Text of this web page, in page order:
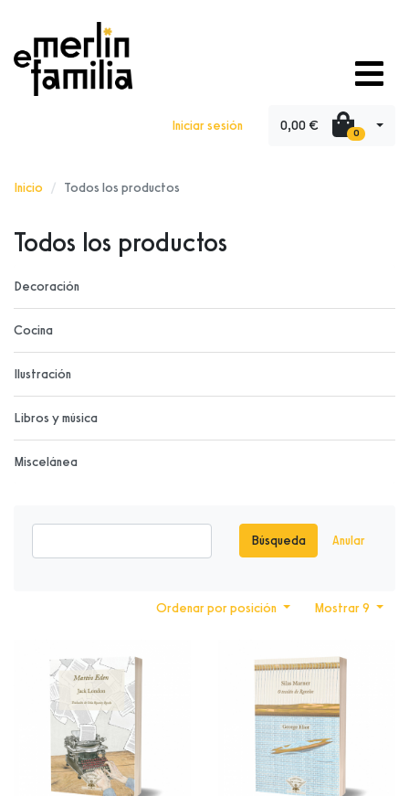
Iniciar sesión 0,00 € 0
Inicio Todos los productos
Todos los productos
Decoración
Cocina
Ilustración
Libros y música
Miscelánea
Búsqueda Anular
Mostrar 9
Ordenar por posición